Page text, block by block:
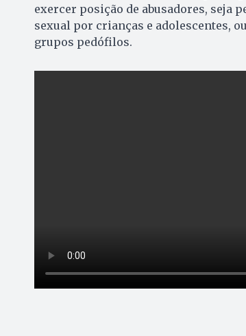
exercer posição de abusadores, seja
sexual por crianças e adolescentes,
grupos pedófilos.